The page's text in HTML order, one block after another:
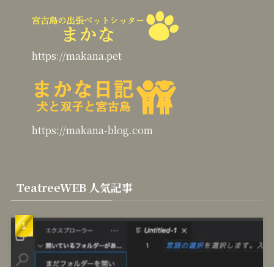
https://makana.pet
https://makana-blog.com
TeatreeWEB 人気記事